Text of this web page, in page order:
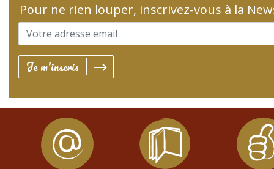
Pour ne rien louper, inscrivez-vous à la
Je m'inscris